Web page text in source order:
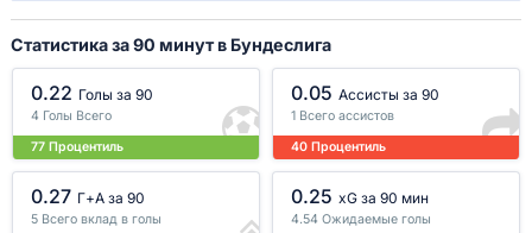
Статистика за 90 минут в Бундеслига
0.22 Голы за 90
4 Голы Всего
77 Процентиль
0.05 Ассисты за 90
1 Всего ассистов
40 Процентиль
0.27 Г+A за 90
5 Всего вклад в голы
0.25 xG за 90 мин
4.54 Ожидаемые голы